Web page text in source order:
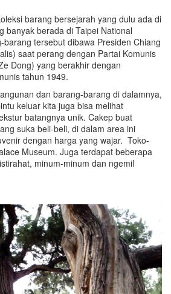
barang bersejarah yang dulu ada di
banyak berada di Taipei National
tersebut dibawa Presiden Chiang
saat perang dengan Partai Komunis
Dong) yang berakhir dengan
tahun 1949.
dan barang-barang di dalamnya,
keluar kita juga bisa melihat
batangnya unik. Cakep buat
suka beli-beli, di dalam area ini
dengan harga yang wajar. Toko-
Museum. Juga terdapat beberapa
minum-minum dan ngemil